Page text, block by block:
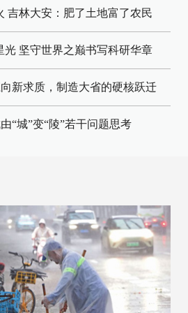
吉林大安：肥了土地富了农民
光 坚守世界之巅书写科研华章
新求质，制造大省的硬核跃迁
“城”变“陵”若干问题思考